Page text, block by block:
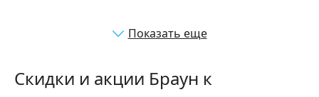
Показать еще
Скидки и акции Браун к